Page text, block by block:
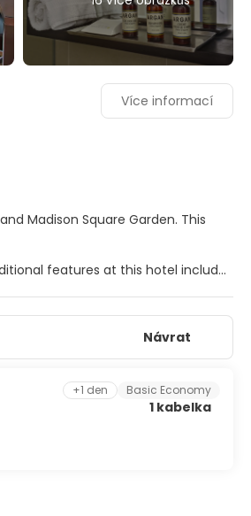
Square Garden. This
features at this hotel include
wireless internet
with showers feature
a 24-hour front desk. Self parking
Více informací
Návrat
+1 den Basic Economy
1 kabelka